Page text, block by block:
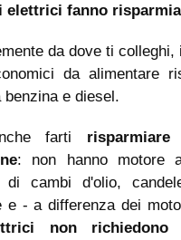
elettrici fanno
da dove ti
da alimentare
e diesel.
farti
: non hanno motore
di cambi d'olio,
e - a differenza dei
non richiedono